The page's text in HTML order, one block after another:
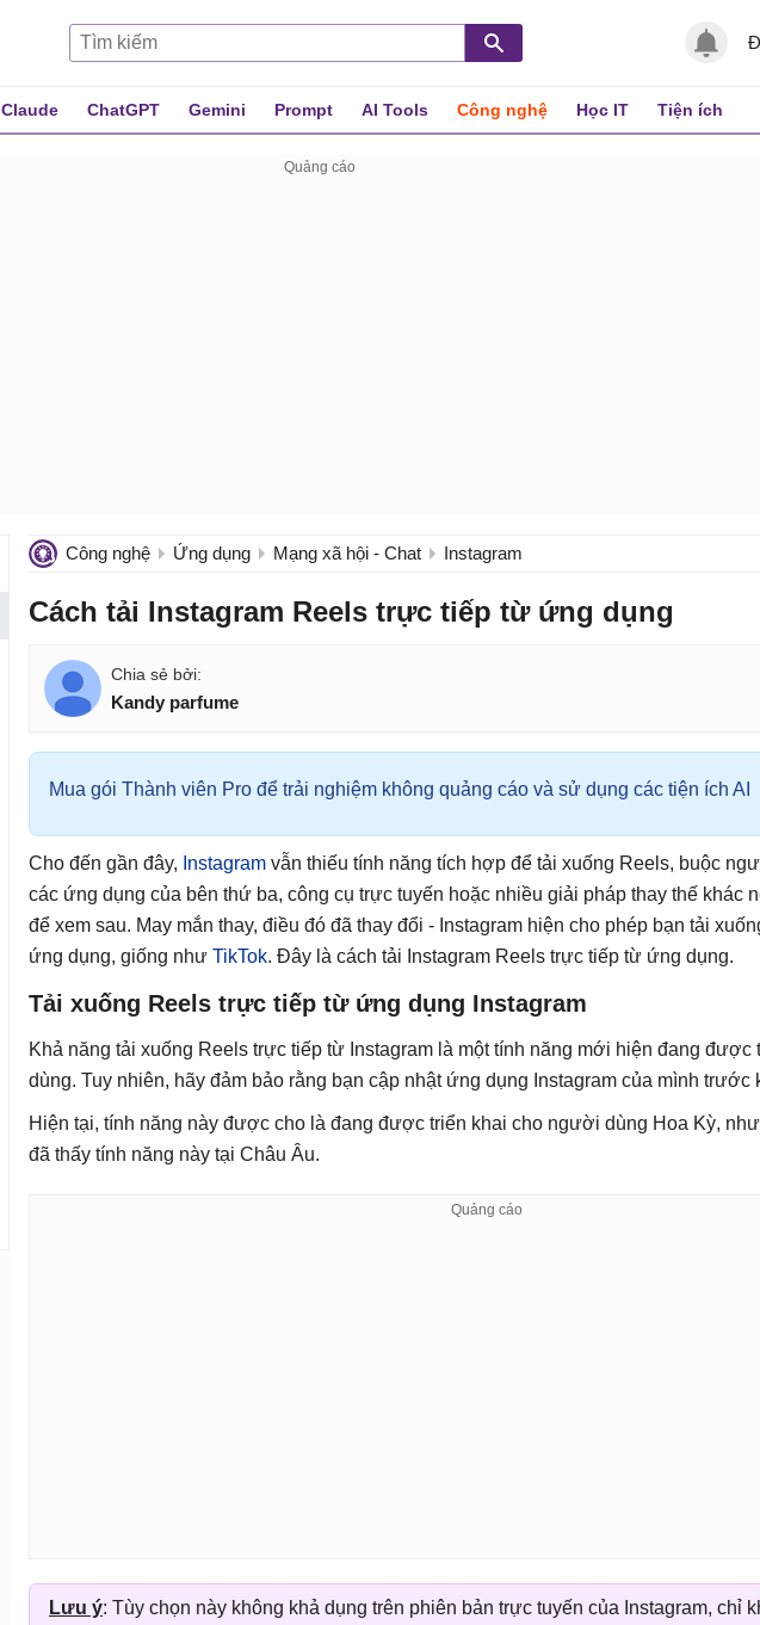
Claude ChatGPT Gemini Prompt AI Tools Công nghệ Học IT Tiện ích
Công nghệ Ứng dụng Mạng xã hội - Chat Instagram
Cách tải Instagram Reels trực tiếp từ ứng dụng
Kandy parfume
Mua gói Thành viên Pro để trải nghiệm không quảng cáo và sử dụng các tiện ích AI
Cho đến gần đây, Instagram vẫn thiếu tính năng tích hợp để tải xuống Reels, buộc
các ứng dụng của bên thứ ba, công cụ trực tuyến hoặc nhiều giải pháp thay thế khác
để xem sau. May mắn thay, điều đó đã thay đổi - Instagram hiện cho phép bạn tải
ứng dụng, giống như TikTok. Đây là cách tải Instagram Reels trực tiếp từ ứng dụng.
Tải xuống Reels trực tiếp từ ứng dụng Instagram
Khả năng tải xuống Reels trực tiếp từ Instagram là một tính năng mới hiện đang
dùng. Tuy nhiên, hãy đảm bảo rằng bạn cập nhật ứng dụng Instagram của mình trước
Hiện tại, tính năng này được cho là đang được triển khai cho người dùng Hoa Kỳ,
đã thấy tính năng này tại Châu Âu.
Lưu ý: Tùy chọn này không khả dụng trên phiên bản trực tuyến của Instagram, chỉ